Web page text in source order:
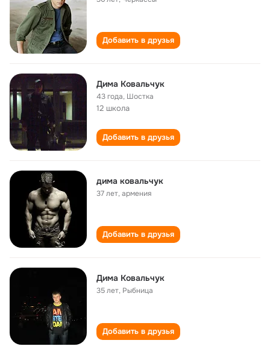
Добавить в друзья
Дима Ковальчук
43 года, Шостка
12 школа
Добавить в друзья
дима ковальчук
37 лет,армения
Добавить в друзья
Дима Ковальчук
35 лет, Рыбница
Добавить в друзья